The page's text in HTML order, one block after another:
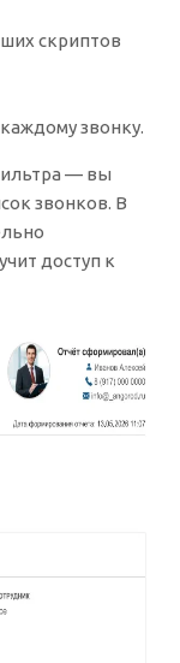
скриптов
звонку.
— вы
звонков. В
доступ к